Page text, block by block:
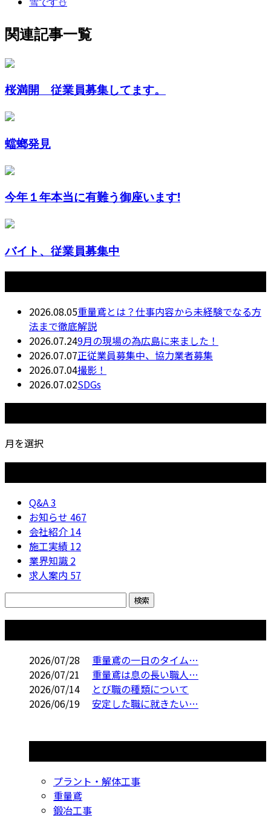
関連記事一覧
桜満開 従業員募集してます。
蟷螂発見
今年１年本当に有難う御座います!
バイト、従業員募集中
2026.08.05重量鳶とは？仕事内容から未経験でなる方
法まで徹底解説
2026.07.249月の現場の為広島に来ました！
2026.07.07正従業員募集中、協力業者募集
2026.07.04撮影！
2026.07.02SDGs
月を選択
Q&A3
お知らせ 467
会社紹介 14
施工実績 12
業界知識 2
求人案内 57
2026/07/28
重量鳶の一日のタイム…
2026/07/21
重量鳶は息の長い職人…
2026/07/14
とび職の種類について
2026/06/19
安定した職に就きたい…
プラント・解体工事
重量鳶
鍛冶工事